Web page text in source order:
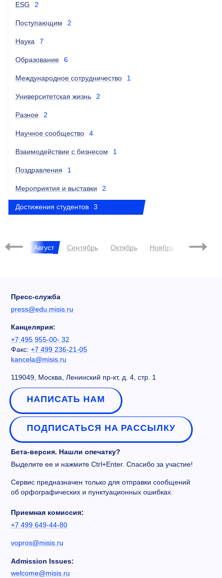
ESG 2
Поступающим 2
Наука 7
Образование 6
Международное сотрудничество 1
Университетская жизнь 2
Разное 2
Научное сообщество 4
Взаимодействие с бизнесом 1
Поздравления 1
Мероприятия и выставки 2
Достижения студентов 3
Июль Август Сентябрь Октябрь Ноябрь Декабрь
Пресс-служба
press@edu.misis.ru
Канцелярия:
+7 495 955-00- 32
Факс: +7 499 236-21-05
kancela@misis.ru
119049, Москва, Ленинский пр-кт, д. 4, стр. 1
НАПИСАТЬ НАМ
ПОДПИСАТЬСЯ НА РАССЫЛКУ
Бета-версия. Нашли опечатку?
Выделите ее и нажмите Ctrl+Enter. Спасибо за участие!
Сервис предназначен только для отправки сообщений
об орфографических и пунктуационных ошибках.
Приемная комиссия:
+7 499 649-44-80
vopros@misis.ru
Admission Issues:
welcome@misis.ru